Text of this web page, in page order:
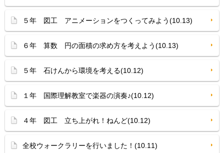
５年 図工 アニメーションをつくってみよう(10.13)
６年 算数 円の面積の求め方を考えよう(10.13)
５年 石けんから環境を考える(10.12)
１年 国際理解教室で楽器の演奏♪(10.12)
４年 図工 立ち上がれ！ねんど(10.12)
全校ウォークラリーを行いました！(10.11)